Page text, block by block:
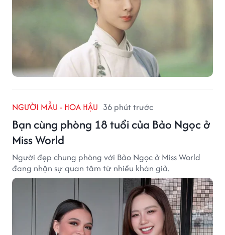
NGƯỜI MẪU - HOA HẬU 36 phút trước
Bạn cùng phòng 18 tuổi của Bảo Ngọc ở
Miss World
Người đẹp chung phòng với Bảo Ngọc ở Miss World
đang nhận sự quan tâm từ nhiều khán giả.